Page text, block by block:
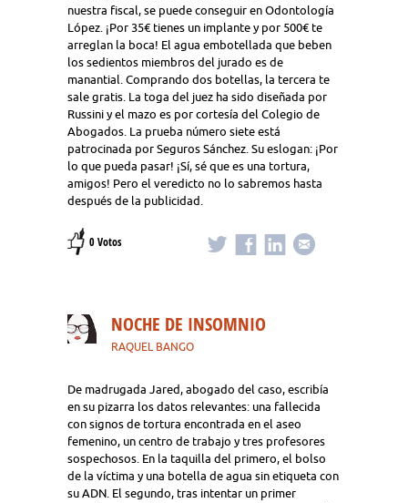
nuestra fiscal, se puede conseguir en Odontología
López. ¡Por 35€ tienes un implante y por 500€ te
arreglan la boca! El agua embotellada que beben
los sedientos miembros del jurado es de
manantial. Comprando dos botellas, la tercera te
sale gratis. La toga del juez ha sido diseñada por
Russini y el mazo es por cortesía del Colegio de
Abogados. La prueba número siete está
patrocinada por Seguros Sánchez. Su eslogan: ¡Por
lo que pueda pasar! ¡Sí, sé que es una tortura,
amigos! Pero el veredicto no lo sabremos hasta
después de la publicidad.
0 Votos
NOCHE DE INSOMNIO
RAQUEL BANGO
De madrugada Jared, abogado del caso, escribía
en su pizarra los datos relevantes: una fallecida
con signos de tortura encontrada en el aseo
femenino, un centro de trabajo y tres profesores
sospechosos. En la taquilla del primero, el bolso
de la víctima y una botella de agua sin etiqueta con
su ADN. El segundo, tras intentar un primer